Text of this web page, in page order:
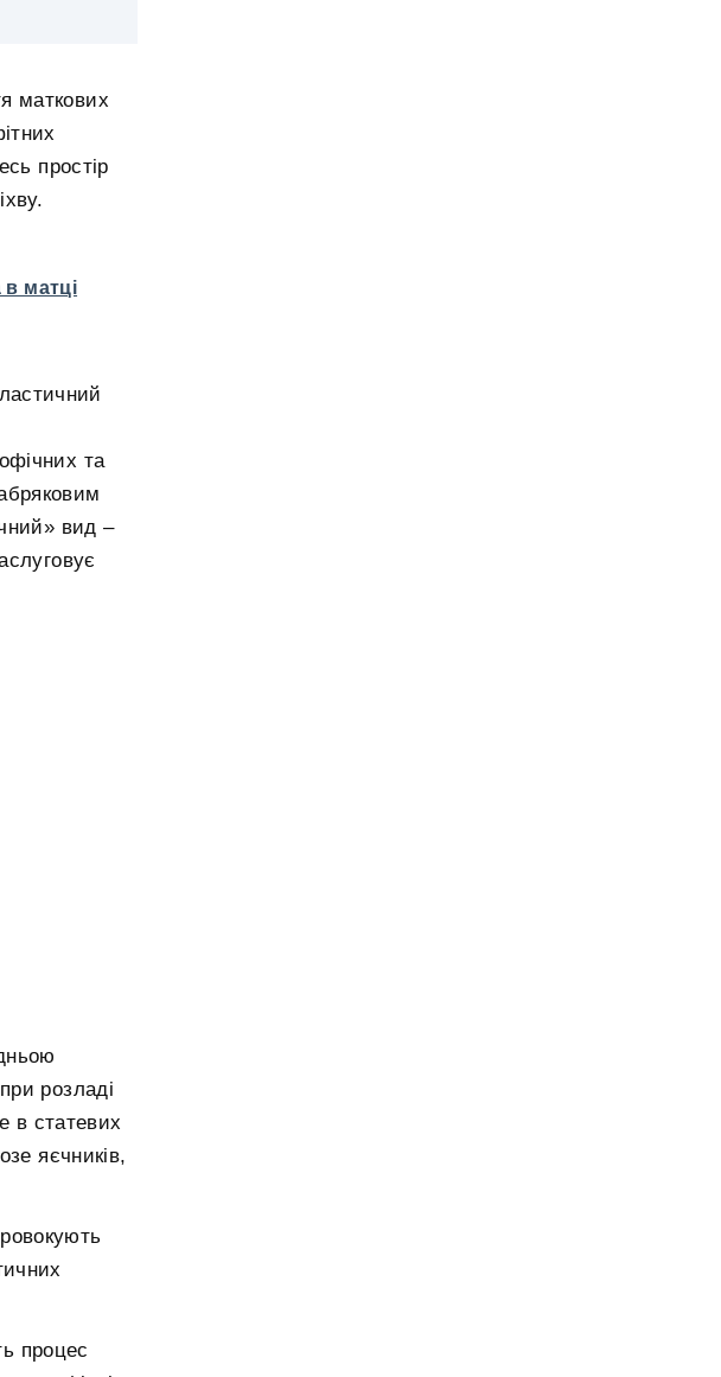
маткових
простір
в матці
та
вид –
розладі
в статевих
яєчників,
процес